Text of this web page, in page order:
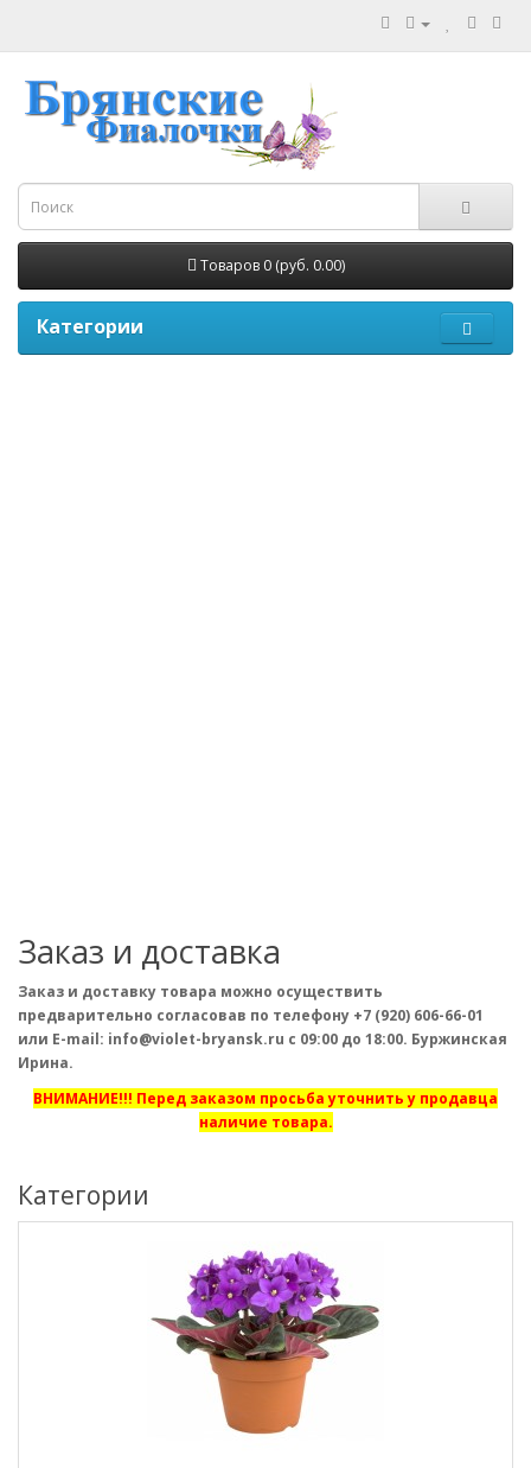
Товаров 0 (руб. 0.00)
Категории
Заказ и доставка
Заказ и доставку товара можно осуществить
предварительно согласовав по телефону +7 (920) 606-66-01
или E-mail: info@violet-bryansk.ru с 09:00 до 18:00. Буржинская
Ирина.
ВНИМАНИЕ!!! Перед заказом просьба уточнить у продавца
наличие товара.
Категории